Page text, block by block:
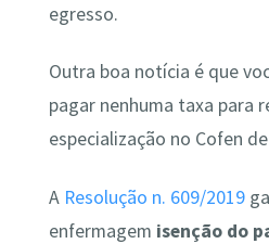
egresso.
Outra boa notícia é que
pagar nenhuma taxa para
especialização no Cofen
A Resolução n. 609/2019
enfermagem isenção do